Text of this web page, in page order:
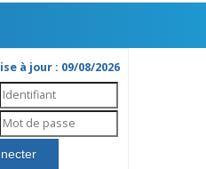
à jour : 09/08/2026